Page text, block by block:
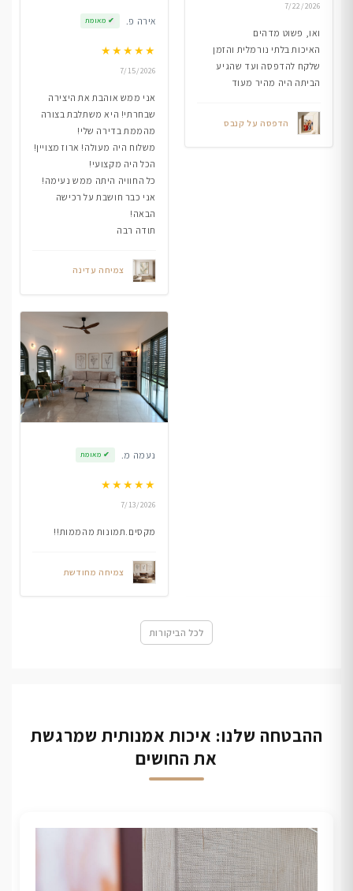
7/22/2026
ואו, פשוט מדהים
האיכות בלתי נורמלית והזמן
שלקח להדפסה ועד שהגיע
הביתה היה מהיר מעוד
הדפסה על קנבס
אירה פ. ✔ מאומת
★★★★★
7/15/2026
אני ממש אוהבת את היצירה
שבחרתי! היא משתלבת בצורה
מהממת בדירה שלי!
משלוח היה מעולה! ארוז מצויין!
הכל היה מקצועי!
כל החוויה היתה ממש נעימה!
אני כבר חושבת על רכישה
הבאה!
תודה רבה
צמיחה עדינה
נעמה מ. ✔ מאומת
★★★★★
7/13/2026
מקסים.תמונות מהממות!!
צמיחה מחודשת
לכל הביקורות
ההבטחה שלנו: איכות אמנותית שמרגשת
את החושים